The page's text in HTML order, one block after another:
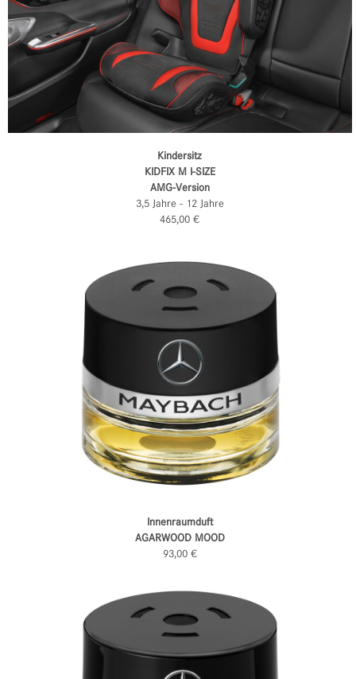
Kindersitz
KIDFIX M I-SIZE
AMG-Version
3,5 Jahre - 12 Jahre
465,00 €
Innenraumduft
AGARWOOD MOOD
93,00 €